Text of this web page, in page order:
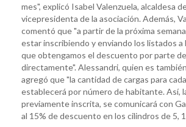
mes", explicó Isabel Valenzuela, alcaldesa
vicepresidenta de la asociación. Además,
comentó que "a partir de la próxima
estar inscribiendo y enviando los listados a
que obtengamos el descuento por parte
directamente". Alessandri, quien es
agregó que "la cantidad de cargas para
establecerá por número de habitante. Así,
previamente inscrita, se comunicará con
al 15% de descuento en los cilindros de 5,